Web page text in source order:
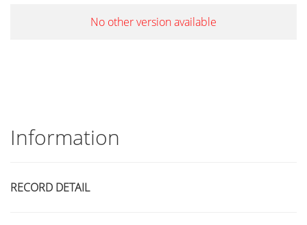
No other version available
Information
RECORD DETAIL